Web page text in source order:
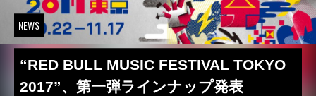
NEWS
“RED BULL MUSIC FESTIVAL TOKYO
2017”、第一弾ラインナップ発表